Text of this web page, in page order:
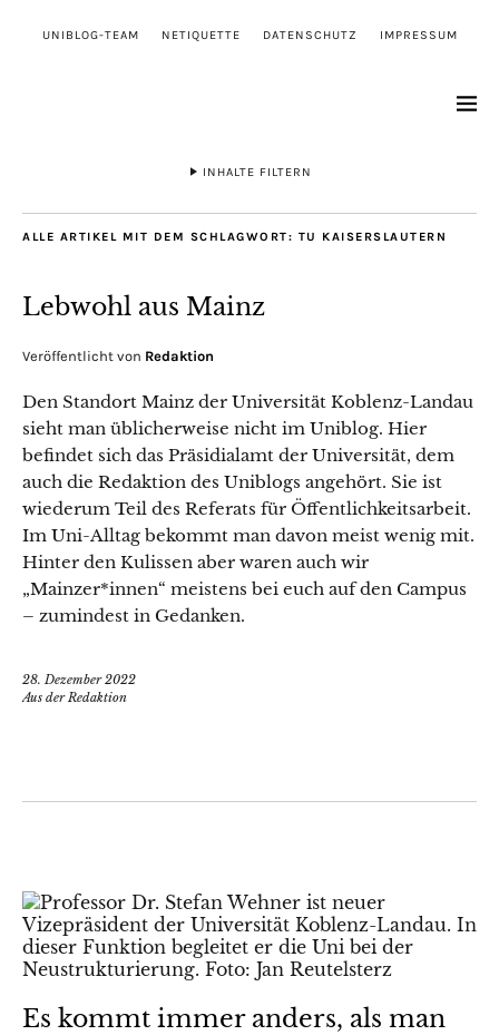
UNIBLOG-TEAM NETIQUETTE DATENSCHUTZ IMPRESSUM
INHALTE FILTERN
ALLE ARTIKEL MIT DEM SCHLAGWORT: TU KAISERSLAUTERN
Lebwohl aus Mainz
Veröffentlicht von Redaktion
Den Standort Mainz der Universität Koblenz-Landau
sieht man üblicherweise nicht im Uniblog. Hier
befindet sich das Präsidialamt der Universität, dem
auch die Redaktion des Uniblogs angehört. Sie ist
wiederum Teil des Referats für Öffentlichkeitsarbeit.
Im Uni-Alltag bekommt man davon meist wenig mit.
Hinter den Kulissen aber waren auch wir
„Mainzer*innen“ meistens bei euch auf den Campus
– zumindest in Gedanken.
28. Dezember 2022
Aus der Redaktion
Es kommt immer anders, als man